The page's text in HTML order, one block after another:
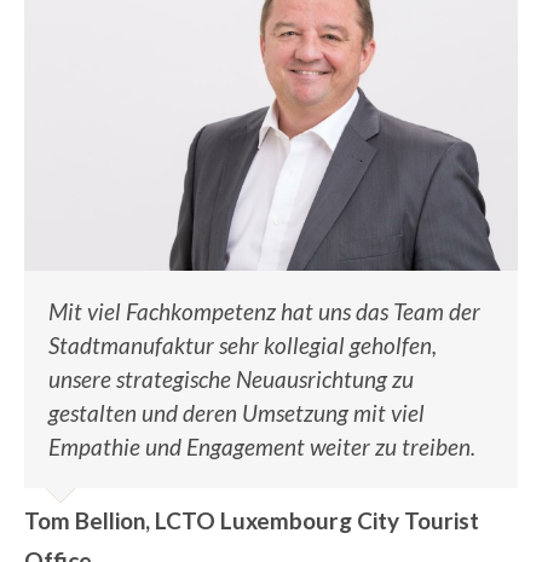
Mit viel Fachkompetenz hat uns das Team der
Stadtmanufaktur sehr kollegial geholfen,
unsere strategische Neuausrichtung zu
gestalten und deren Umsetzung mit viel
Empathie und Engagement weiter zu treiben.
Tom Bellion, LCTO Luxembourg City Tourist